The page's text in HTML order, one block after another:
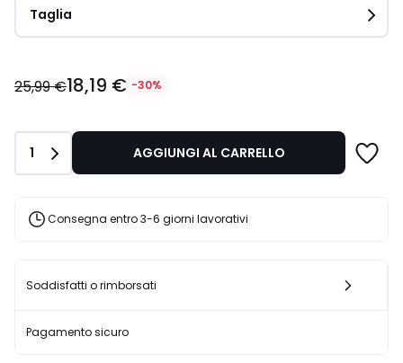
Taglia
€
30%
sconto
applicato.
25,99 €18,19 € -30%
Quantità
1 AGGIUNGI AL CARRELLO
Consegna entro 3-6 giorni lavorativi
Soddisfatti o rimborsati
Pagamento sicuro